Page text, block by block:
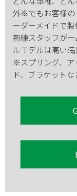
外※でもお客様の
ーダーメイドで製
熟練スタッフが
ルモデルは高い満
※スプリング、ア
ド、ブラケットな